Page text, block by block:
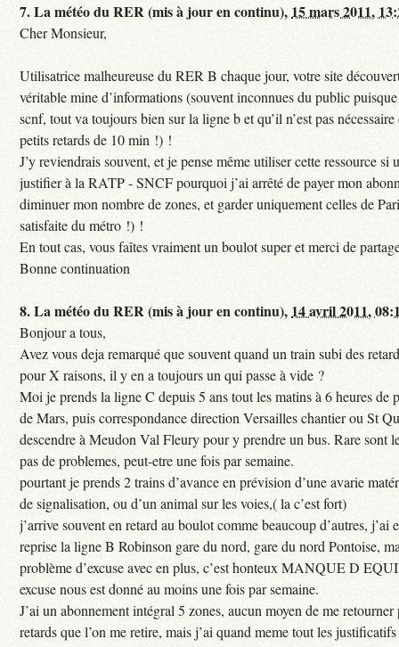
7.La météo du RER (mis à jour en continu), 15 mars 2011,
Cher Monsieur,
Utilisatrice malheureuse du RER B chaque jour, votre site
véritable mine d’informations (souvent inconnues du public
scnf, tout va toujours bien sur la ligne b et qu’il n’est pas
petits retards de 10 min !) !
J’y reviendrais souvent, et je pense même utiliser cette ressource si
justifier à la RATP - SNCF pourquoi j’ai arrêté de payer mon
diminuer mon nombre de zones, et garder uniquement celles de
satisfaite du métro !) !
En tout cas, vous faîtes vraiment un boulot super et merci de
Bonne continuation
8.La météo du RER (mis à jour en continu), 14 avril 2011,
Bonjour a tous,
Avez vous deja remarqué que souvent quand un train subi des
pour X raisons, il y en a toujours un qui passe à vide ?
Moi je prends la ligne C depuis 5 ans tout les matins à 6 heures de
de Mars, puis correspondance direction Versailles chantier ou St
descendre à Meudon Val Fleury pour y prendre un bus. Rare sont
pas de problemes, peut-etre une fois par semaine.
pourtant je prends 2 trains d’avance en prévision d’une avarie
de signalisation, ou d’un animal sur les voies,( la c’est fort)
j’arrive souvent en retard au boulot comme beaucoup d’autres, j’ai
reprise la ligne B Robinson gare du nord, gare du nord Pontoise,
problème d’excuse avec en plus, c’est honteux MANQUE D
excuse nous est donné au moins une fois par semaine.
J’ai un abonnement intégral 5 zones, aucun moyen de me
retards que l’on me retire, mais j’ai quand meme tout les